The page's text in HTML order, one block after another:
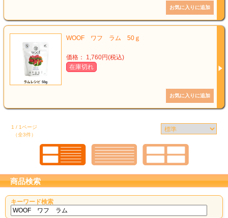
WOOF ワフ ラム 50ｇ
価格： 1,760円(税込)
在庫切れ
1 / 1ページ
（全3件）
商品検索
キーワード検索